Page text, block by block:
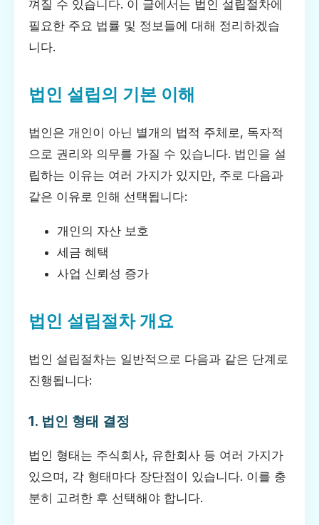
껴질 수 있습니다. 이 글에서는 법인 설립절차에
필요한 주요 법률 및 정보들에 대해 정리하겠습
니다.
법인 설립의 기본 이해
법인은 개인이 아닌 별개의 법적 주체로, 독자적
으로 권리와 의무를 가질 수 있습니다. 법인을 설
립하는 이유는 여러 가지가 있지만, 주로 다음과
같은 이유로 인해 선택됩니다:
개인의 자산 보호
세금 혜택
사업 신뢰성 증가
법인 설립절차 개요
법인 설립절차는 일반적으로 다음과 같은 단계로
진행됩니다:
1. 법인 형태 결정
법인 형태는 주식회사, 유한회사 등 여러 가지가
있으며, 각 형태마다 장단점이 있습니다. 이를 충
분히 고려한 후 선택해야 합니다.